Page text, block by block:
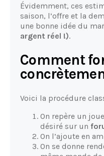
Évidemment, ces
saison, l’offre et la
une bonne idée du
argent réel !).
Comment
Voici la procédure
On repère un
désiré sur un
On l’ajoute en
On se donne